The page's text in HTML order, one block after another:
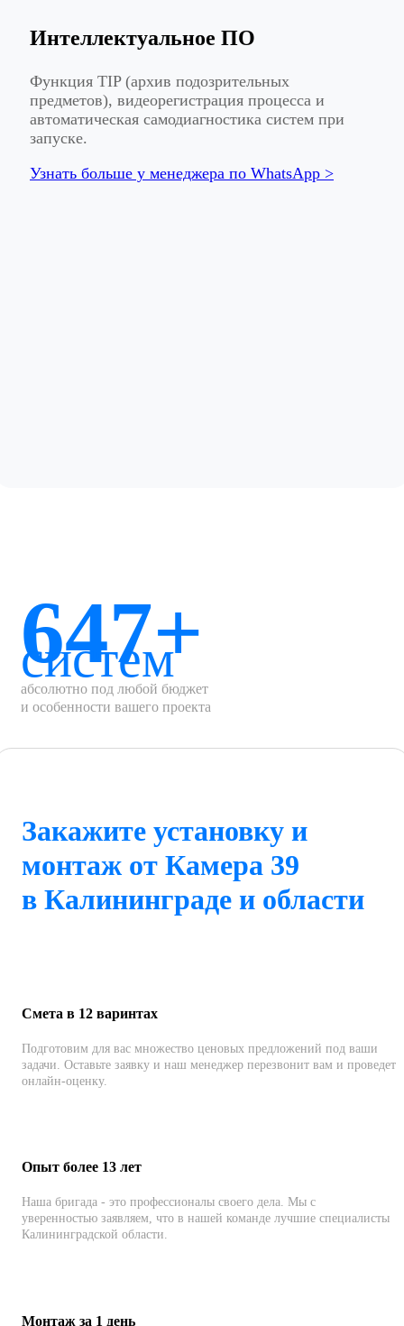
Интеллектуальное ПО
Функция TIP (архив подозрительных
предметов), видеорегистрация процесса и
автоматическая самодиагностика систем при
запуске.
Узнать больше у менеджера по WhatsApp >
647+
систем
абсолютно под любой бюджет
и особенности вашего проекта
Закажите установку и
монтаж от Камера 39
в Калининграде и области
Смета в 12 варинтах
Подготовим для вас множество ценовых предложений под ваши
задачи. Оставьте заявку и наш менеджер перезвонит вам и проведет
онлайн-оценку.
Опыт более 13 лет
Наша бригада - это профессионалы своего дела. Мы с
уверенностью заявляем, что в нашей команде лучшие специалисты
Калининградской области.
Монтаж за 1 день